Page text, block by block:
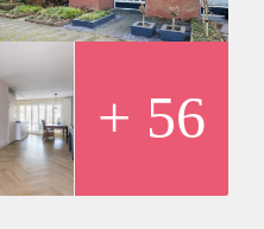
A-67 is uiterst gunstig.
bent van harte welkom!
+ 56